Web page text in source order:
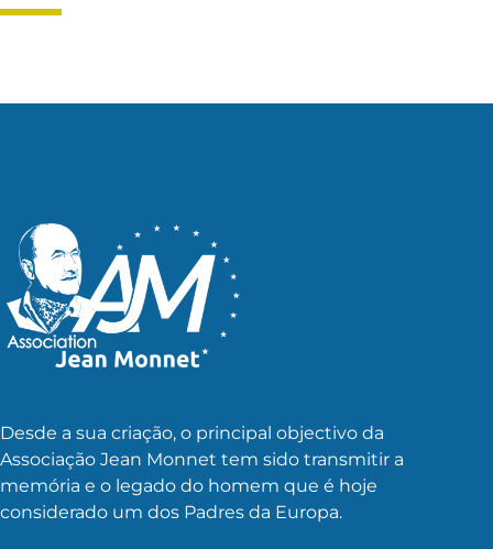
Desde a sua criação, o principal objectivo da
Associação Jean Monnet tem sido transmitir a
memória e o legado do homem que é hoje
considerado um dos Padres da Europa.